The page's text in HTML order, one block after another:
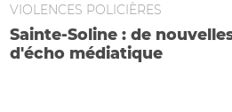
VIOLENCES POLICIÈRES
Sainte-Soline : de
d'écho médiatique